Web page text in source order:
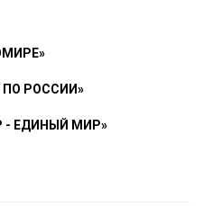
ПО РОССИИ»
- ЕДИНЫЙ МИР»